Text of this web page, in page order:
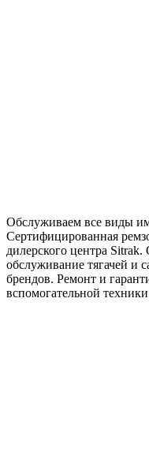
Обслуживаем все виды
Сертифицированная
дилерского центра
обслуживание тягачей и
брендов. Ремонт и
вспомогательной